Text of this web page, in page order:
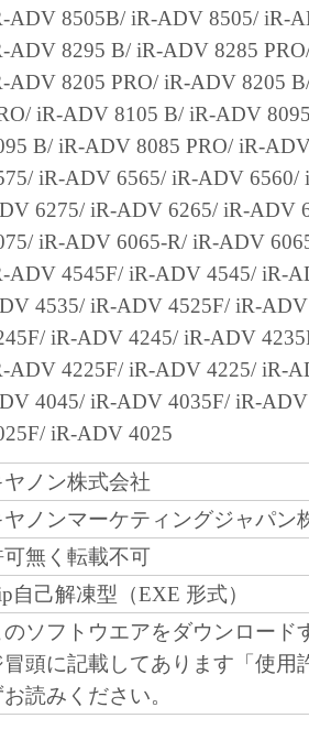
RESTRICTED
ンドユーザー”とは、米国政府
。もしお客様が米国政府エン
の規定が適用されます ： The
item," as that term is defined at
of "commercial computer
computer software
ADV 8505B/ iR-ADV 8505/ iR-
ADV 8295 B/ iR-ADV 8285
ADV 8205 PRO/ iR-ADV 8205
iR-ADV 8105 B/ iR-ADV
B/ iR-ADV 8085 PRO/ iR-
iR-ADV 6565/ iR-ADV 6560/
6275/ iR-ADV 6265/ iR-ADV
iR-ADV 6065-R/ iR-ADV
ADV 4545F/ iR-ADV 4545/ iR-
4535/ iR-ADV 4525F/ iR-
iR-ADV 4245/ iR-ADV
ADV 4225F/ iR-ADV 4225/ iR-
4045/ iR-ADV 4035F/ iR-
iR-ADV 4025
ヤノン株式会社
ヤノンマーケティングジャパン
可無く転載不可
自己解凍型（EXE 形式）
のソフトウエアをダウンロード
冒頭に記載してあります「使用
お読みください。